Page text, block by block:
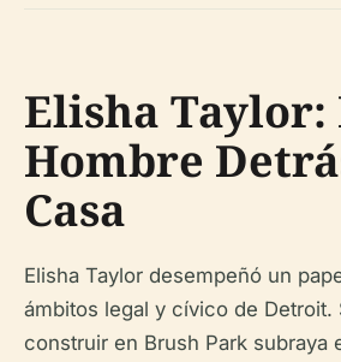
Elisha Taylor:
Hombre
Casa
Elisha Taylor desempeñó un
ámbitos legal y cívico de Detroit.
construir en Brush Park subraya